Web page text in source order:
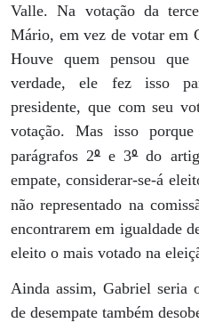
Valle. Na votação da
Mário, em vez de votar em
Houve quem pensou
verdade, ele fez isso
presidente, que com seu
votação. Mas isso
parágrafos 2ºe 3ºdo
empate, considerar-se-á
não representado na
encontrarem em igualdade
eleito o mais votado na
Ainda assim, Gabriel seria
de desempate também